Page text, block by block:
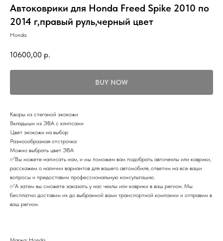
Автоковрики для Honda Freed Spike 2010 по
2014 г,правый руль,черный цвет
Honda
10600,00 р.
BUY NOW
Кворы из стеганой экокожи
Вкладыши из ЭВА с клипсами
Цвет экокожи на выбор
Разноообразная отстрочка
Можно выбрать цвет ЭВА
✅Вы можете написать нам, и мы поможем вам подобрать авточехлы или коврики,
расскажем о наличии вариантов для вашего автомобиля, ответим на все ваши
вопросы и предоставим профессиональную консультацию.
✅А затем вы сможете заказать у нас чехлы или коврики в ваш регион. Мы
бесплатно доставим их до выбранной вами транспортной компании и отправим в
ваш регион.